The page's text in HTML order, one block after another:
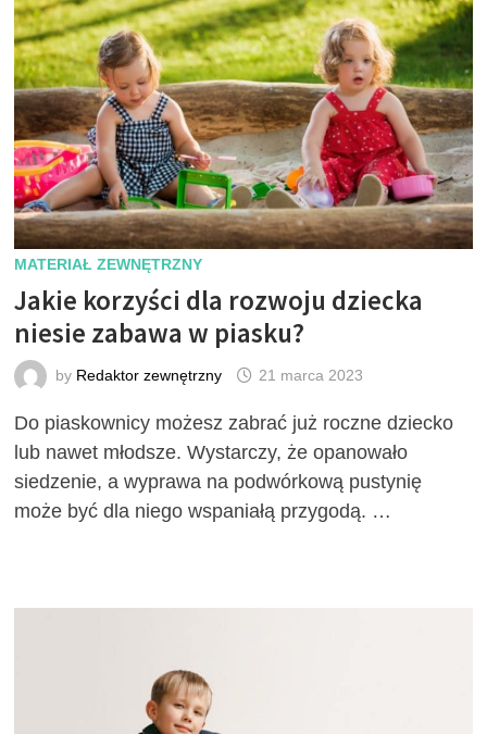
MATERIAŁ ZEWNĘTRZNY
Jakie korzyści dla rozwoju dziecka
niesie zabawa w piasku?
by Redaktor zewnętrzny 21 marca 2023
Do piaskownicy możesz zabrać już roczne dziecko
lub nawet młodsze. Wystarczy, że opanowało
siedzenie, a wyprawa na podwórkową pustynię
może być dla niego wspaniałą przygodą. …